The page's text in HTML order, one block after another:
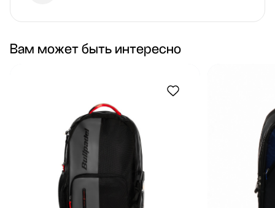
Вам может быть интересно